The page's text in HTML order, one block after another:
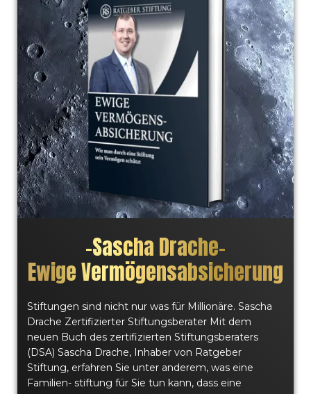
–Sascha Drache–
Ewige Vermögensabsicherung
Stiftungen sind nicht nur was für Millionäre. Sascha
Drache Zertifizierter Stiftungsberater Mit dem
neuen Buch des zertifizierten Stiftungsberaters
(DSA) Sascha Drache, Inhaber von Ratgeber
Stiftung, erfahren Sie unter anderem, was eine
Familien- stiftung für Sie tun kann, dass eine